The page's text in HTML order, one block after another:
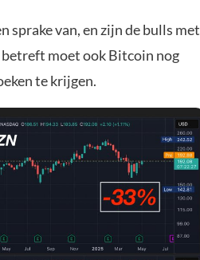
sprake van, en zijn de bulls met
betreft moet ook Bitcoin nog
te krijgen.